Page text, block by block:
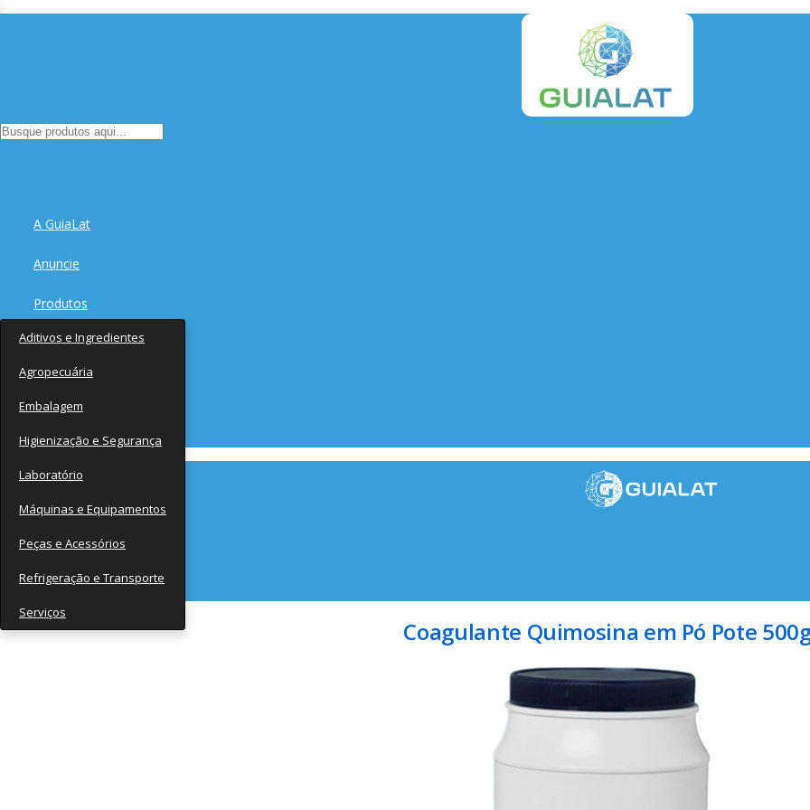
A GuiaLat
Anuncie
Produtos
Aditivos e Ingredientes
Agropecuária
Embalagem
Higienização e Segurança
Laboratório
Máquinas e Equipamentos
Peças e Acessórios
Refrigeração e Transporte
Serviços
Fornecedores
Notícias
Coagulante Quimosina em Pó Pote